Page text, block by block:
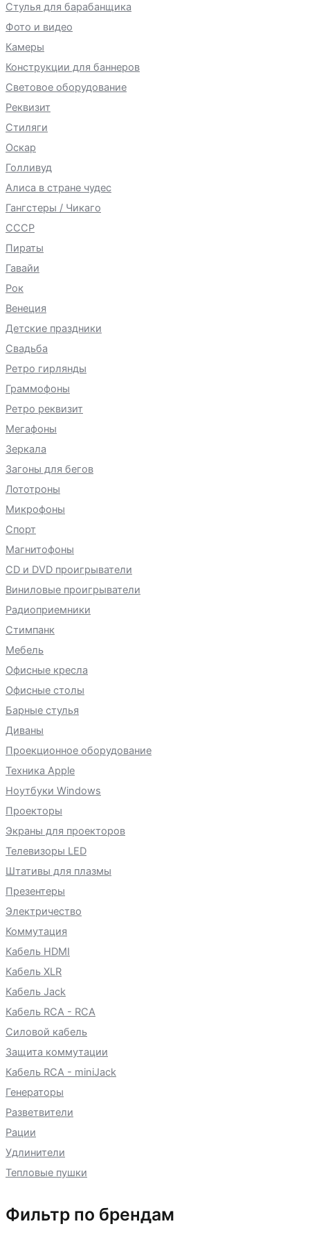
Стулья для барабанщика
Фото и видео
Камеры
Конструкции для баннеров
Световое оборудование
Реквизит
Стиляги
Оскар
Голливуд
Алиса в стране чудес
Гангстеры / Чикаго
СССР
Пираты
Гавайи
Рок
Венеция
Детские праздники
Свадьба
Ретро гирлянды
Граммофоны
Ретро реквизит
Мегафоны
Зеркала
Загоны для бегов
Лототроны
Микрофоны
Спорт
Магнитофоны
CD и DVD проигрыватели
Виниловые проигрыватели
Радиоприемники
Стимпанк
Мебель
Офисные кресла
Офисные столы
Барные стулья
Диваны
Проекционное оборудование
Техника Apple
Ноутбуки Windows
Проекторы
Экраны для проекторов
Телевизоры LED
Штативы для плазмы
Презентеры
Электричество
Коммутация
Кабель HDMI
Кабель XLR
Кабель Jack
Кабель RCA - RCA
Силовой кабель
Защита коммутации
Кабель RCA - miniJack
Генераторы
Разветвители
Рации
Удлинители
Тепловые пушки
Фильтр по брендам